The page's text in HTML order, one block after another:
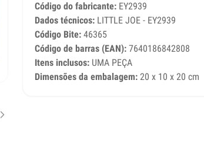
Código do fabricante:EY2939
Dados técnicos:LITTLE JOE - EY2939
Código Bite:46365
Código de barras (EAN):7640186842808
Itens inclusos:UMA PEÇA
Dimensões da embalagem:20 x 10 x 20 cm